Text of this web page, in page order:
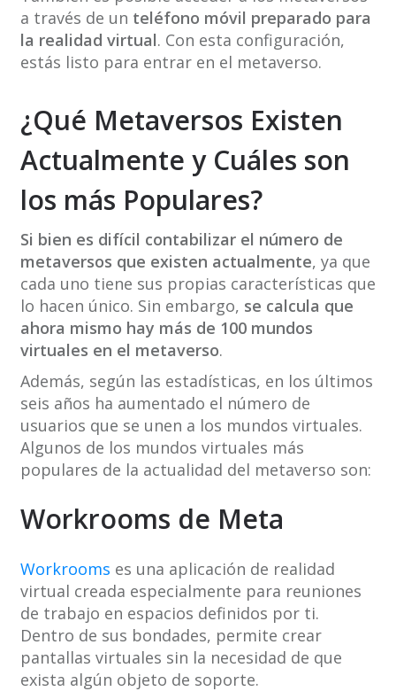
a través de un teléfono móvil preparado para
la realidad virtual. Con esta configuración,
estás listo para entrar en el metaverso.
¿Qué Metaversos Existen
Actualmente y Cuáles son
los más Populares?
Si bien es difícil contabilizar el número de
metaversos que existen actualmente, ya que
cada uno tiene sus propias características que
lo hacen único. Sin embargo, se calcula que
ahora mismo hay más de 100 mundos
virtuales en el metaverso.
Además, según las estadísticas, en los últimos
seis años ha aumentado el número de
usuarios que se unen a los mundos virtuales.
Algunos de los mundos virtuales más
populares de la actualidad del metaverso son:
Workrooms de Meta
Workrooms es una aplicación de realidad
virtual creada especialmente para reuniones
de trabajo en espacios definidos por ti.
Dentro de sus bondades, permite crear
pantallas virtuales sin la necesidad de que
exista algún objeto de soporte.